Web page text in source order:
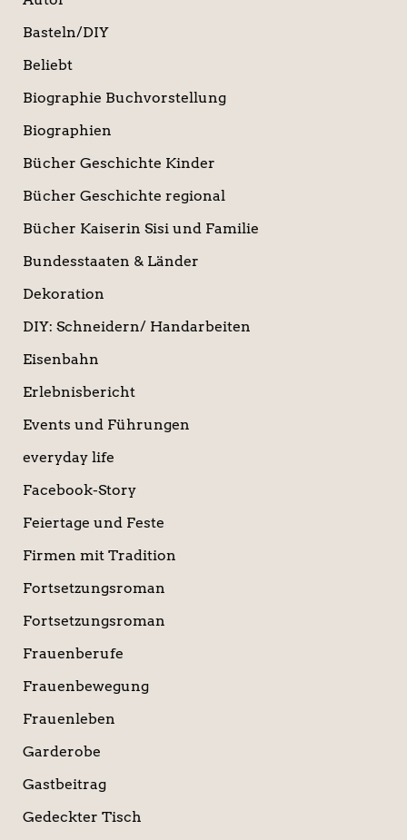
Basteln/DIY
Beliebt
Biographie Buchvorstellung
Biographien
Bücher Geschichte Kinder
Bücher Geschichte regional
Bücher Kaiserin Sisi und Familie
Bundesstaaten & Länder
Dekoration
DIY: Schneidern/ Handarbeiten
Eisenbahn
Erlebnisbericht
Events und Führungen
everyday life
Facebook-Story
Feiertage und Feste
Firmen mit Tradition
Fortsetzungsroman
Fortsetzungsroman
Frauenberufe
Frauenbewegung
Frauenleben
Garderobe
Gastbeitrag
Gedeckter Tisch